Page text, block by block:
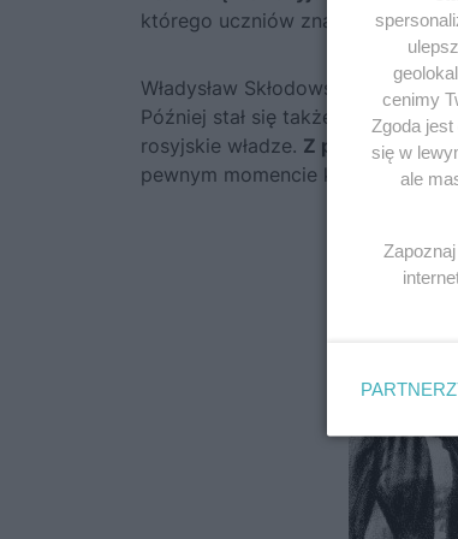
którego uczniów znajdował się
Władysław Skłodowski
Później stał się także dyrektorem
rosyjskie władze. Z powodu
pewnym momencie kosztowały
cenimy
Zgoda
się w
ale